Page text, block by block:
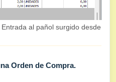
al pañol surgido desde
Orden de Compra.